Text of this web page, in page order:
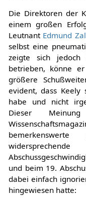
Die Direktoren der
einem großen
Leutnant Edmund
selbst eine
zeigte sich
betrieben, könne
größere
evident, dass Keely
habe und nicht
Dieser
und beim 19.
dabei einfach
hingewiesen hatte: